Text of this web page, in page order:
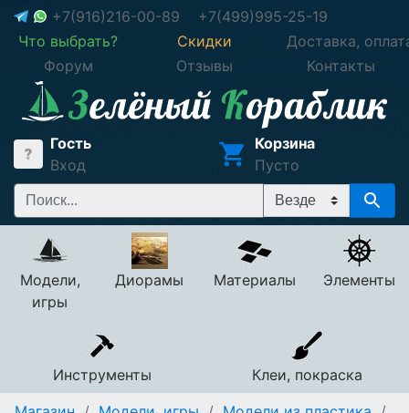
+7(916)216-00-89
+7(499)995-25-19
Что выбрать?
Скидки
Доставка,
Форум
Отзывы Контакты
Гость
Вход
Корзина
Пусто
Модели,
игры
Диорамы Материалы Элементы
Инструменты
Клеи, покраска